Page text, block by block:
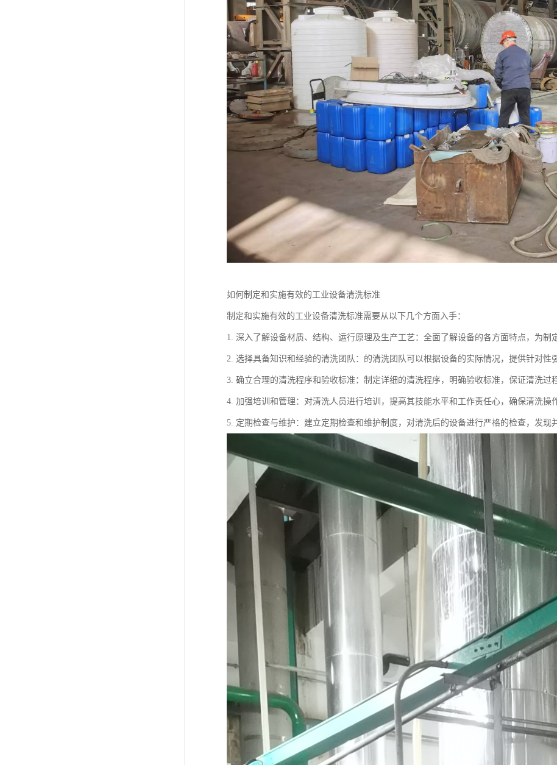
如何制定和实施有效的工业设备清洗标准
制定和实施有效的工业设备清洗标准需要从以下几个方面入手：
1. 深入了解设备材质、结构、运行原理及生产工艺：全面了解设备的各方面特点，为制
2. 选择具备知识和经验的清洗团队：的清洗团队可以根据设备的实际情况，提供针对性
3. 确立合理的清洗程序和验收标准：制定详细的清洗程序，明确验收标准，保证清洗过
4. 加强培训和管理：对清洗人员进行培训，提高其技能水平和工作责任心，确保清洗操
5. 定期检查与维护：建立定期检查和维护制度，对清洗后的设备进行严格的检查，发现